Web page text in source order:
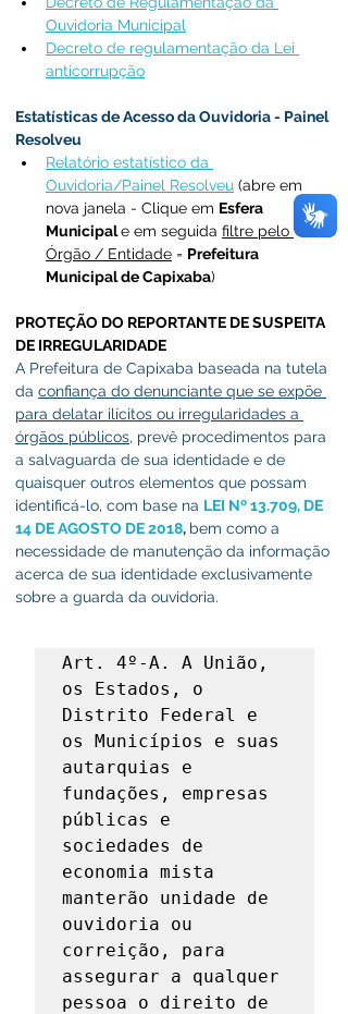
Ouvidoria Municipal
Decreto de regulamentação da Lei
anticorrupção
Estatísticas de Acesso da Ouvidoria - Painel
Resolveu
Relatório estatístico da
Ouvidoria/Painel Resolveu (abre em
nova janela - Clique em Esfera
Municipal e em seguida filtre pelo
Órgão / Entidade = Prefeitura
Municipal de Capixaba)
PROTEÇÃO DO REPORTANTE DE SUSPEITA
DE IRREGULARIDADE
A Prefeitura de Capixaba baseada na tutela
da confiança do denunciante que se expõe
para delatar ilícitos ou irregularidades a
órgãos públicos, prevê procedimentos para
a salvaguarda de sua identidade e de
quaisquer outros elementos que possam
identificá-lo, com base na LEI Nº 13.709, DE
14 DE AGOSTO DE 2018, bem como a
necessidade de manutenção da informação
acerca de sua identidade exclusivamente
sobre a guarda da ouvidoria.
Art. 4º-A. A União,
os Estados, o
Distrito Federal e
os Municípios e suas
autarquias e
fundações, empresas
públicas e
sociedades de
economia mista
manterão unidade de
ouvidoria ou
correição, para
assegurar a qualquer
pessoa o direito de